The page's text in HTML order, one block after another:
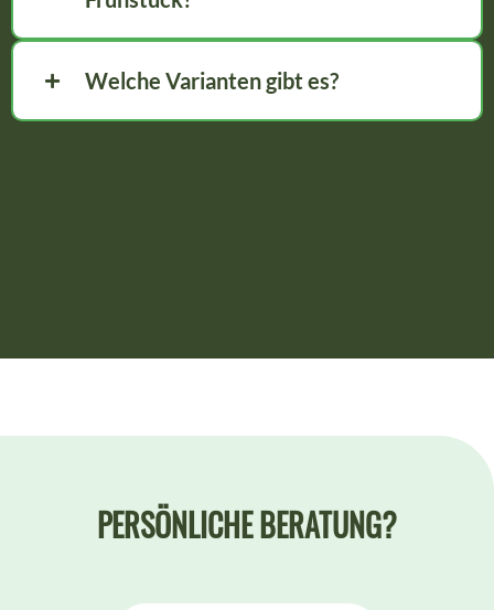
Welche Varianten gibt es?
PERSÖNLICHE BERATUNG?